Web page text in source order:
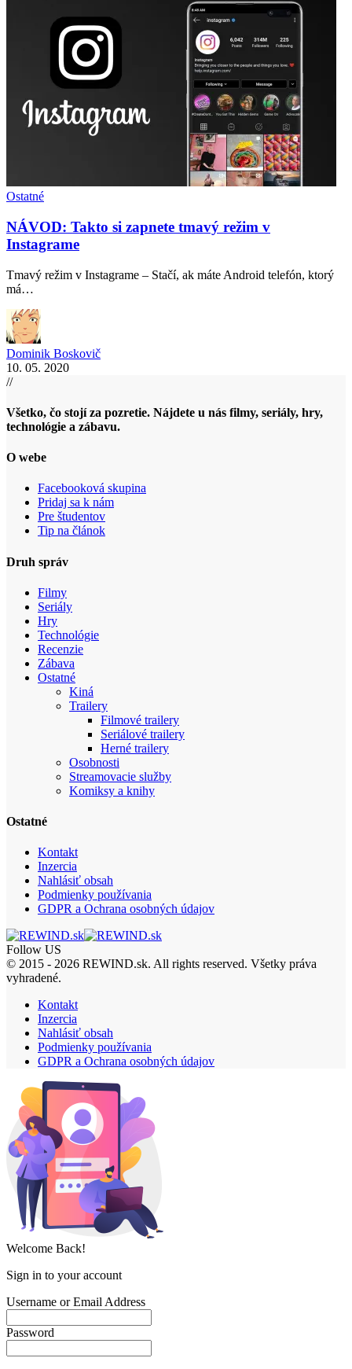
Ostatné
NÁVOD: Takto si zapnete tmavý režim v
Instagrame
Tmavý režim v Instagrame – Stačí, ak máte Android telefón, ktorý
má…
Dominik Boskovič
10. 05. 2020
//
Všetko, čo stojí za pozretie. Nájdete u nás filmy, seriály, hry,
technológie a zábavu.
O webe
Facebooková skupina
Pridaj sa k nám
Pre študentov
Tip na článok
Druh správ
Filmy
Seriály
Hry
Technológie
Recenzie
Zábava
Ostatné
Kiná
Trailery
Filmové trailery
Seriálové trailery
Herné trailery
Osobnosti
Streamovacie služby
Komiksy a knihy
Ostatné
Kontakt
Inzercia
Nahlásiť obsah
Podmienky používania
GDPR a Ochrana osobných údajov
Follow US
© 2015 - 2026 REWIND.sk. All rights reserved. Všetky práva
vyhradené.
Kontakt
Inzercia
Nahlásiť obsah
Podmienky používania
GDPR a Ochrana osobných údajov
Welcome Back!
Sign in to your account
Username or Email Address
Password